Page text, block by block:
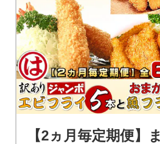
【2ヵ月毎定期便】ま